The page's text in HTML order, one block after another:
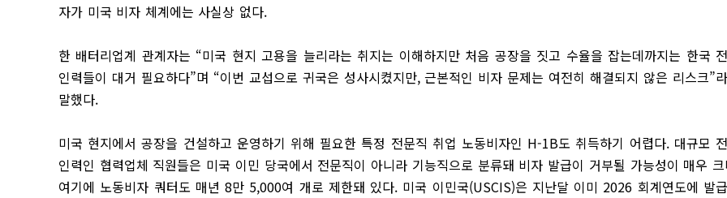
자가 미국 비자 체계에는 사실상 없다.
한 배터리업계 관계자는 “미국 현지 고용을 늘리라는 취지는 이해하지만 처음 공장을 짓고 수율을 잡는데까지는 한국
인력들이 대거 필요하다”며 “이번 교섭으로 귀국은 성사시켰지만, 근본적인 비자 문제는 여전히 해결되지 않은 리스크”
말했다.
미국 현지에서 공장을 건설하고 운영하기 위해 필요한 특정 전문직 취업 노동비자인 H-1B도 취득하기 어렵다. 대규모
인력인 협력업체 직원들은 미국 이민 당국에서 전문직이 아니라 기능직으로 분류돼 비자 발급이 거부될 가능성이 매우
여기에 노동비자 쿼터도 매년 8만 5,000여 개로 제한돼 있다. 미국 이민국(USCIS)은 지난달 이미 2026 회계연도에 발